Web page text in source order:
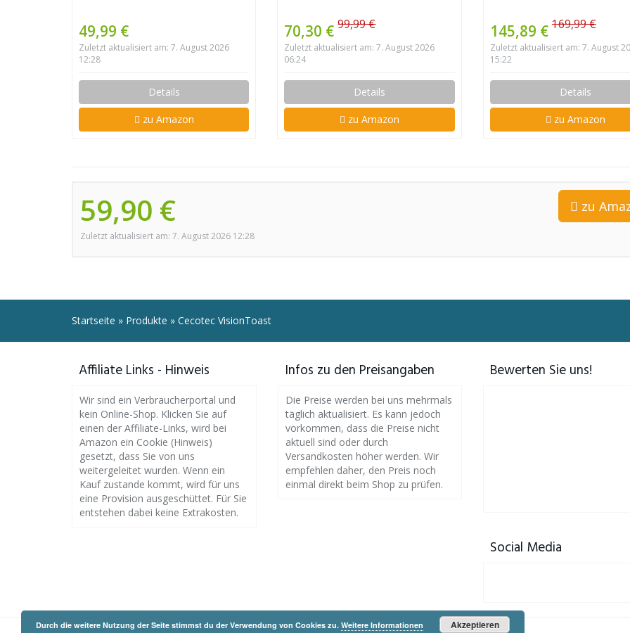
49,99 €
Zuletzt aktualisiert am: 7. August 2026
12:28
Details
zu Amazon
70,30 €99,99 €
Zuletzt aktualisiert am: 7. August 2026
06:24
Details
zu Amazon
145,89 € 169,99 €
Zuletzt aktualisiert am: 7. August
15:22
Details
zu Amazon
59,90 €
Zuletzt aktualisiert am: 7. August 2026 12:28
zu
Startseite » Produkte » Cecotec VisionToast
Affiliate Links - Hinweis
Wir sind ein Verbraucherportal und
kein Online-Shop. Klicken Sie auf
einen der Affiliate-Links, wird bei
Amazon ein Cookie (Hinweis)
gesetzt, dass Sie von uns
weitergeleitet wurden. Wenn ein
Kauf zustande kommt, wird für uns
eine Provision ausgeschüttet. Für Sie
entstehen dabei keine Extrakosten.
Infos zu den Preisangaben
Die Preise werden bei uns mehrmals
täglich aktualisiert. Es kann jedoch
vorkommen, dass die Preise nicht
aktuell sind oder durch
Versandkosten höher werden. Wir
empfehlen daher, den Preis noch
einmal direkt beim Shop zu prüfen.
Bewerten Sie uns!
Social Media
Durch die weitere Nutzung der Seite stimmst du der Verwendung von Cookies zu. Weitere Informationen Akzeptieren